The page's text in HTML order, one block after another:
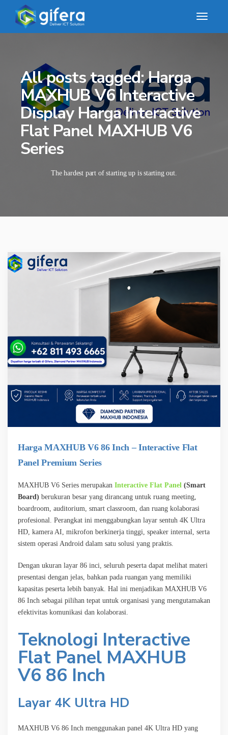
All posts tagged: Harga
MAXHUB V6 Interactive
Display Harga Interactive
Flat Panel MAXHUB V6
Series
The hardest part of starting up is starting out.
Harga MAXHUB V6 86 Inch – Interactive Flat
Panel Premium Series
MAXHUB V6 Series merupakan Interactive Flat Panel (Smart
Board) berukuran besar yang dirancang untuk ruang meeting,
boardroom, auditorium, smart classroom, dan ruang kolaborasi
profesional. Perangkat ini menggabungkan layar sentuh 4K Ultra
HD, kamera AI, mikrofon berkinerja tinggi, speaker internal, serta
sistem operasi Android dalam satu solusi yang praktis.
Dengan ukuran layar 86 inci, seluruh peserta dapat melihat materi
presentasi dengan jelas, bahkan pada ruangan yang memiliki
kapasitas peserta lebih banyak. Hal ini menjadikan MAXHUB V6
86 Inch sebagai pilihan tepat untuk organisasi yang mengutamakan
efektivitas komunikasi dan kolaborasi.
Teknologi Interactive
Flat Panel MAXHUB
V6 86 Inch
Layar 4K Ultra HD
MAXHUB V6 86 Inch menggunakan panel 4K Ultra HD yang